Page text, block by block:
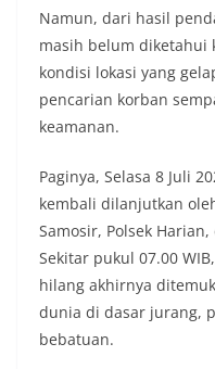
keramaian
diharapkan
diantisipasi
Kelurahan
dan kondusif
Kemerdekaan
implementasi
personel
kegiatan
hanya berperan
dan imbauan,
masyarakat
secara
Namun, dari hasil
masih belum diketahui
kondisi lokasi yang
pencarian korban
keamanan.
Paginya, Selasa 8 Juli
kembali dilanjutkan
Samosir, Polsek
Sekitar pukul 07.00
hilang akhirnya
dunia di dasar jurang,
bebatuan.